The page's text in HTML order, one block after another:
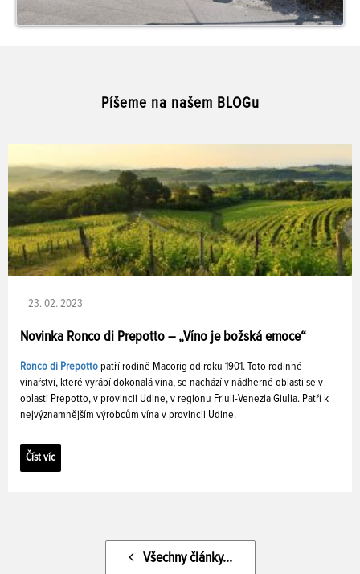
Píšeme na našem BLOGu
23. 02. 2023
Novinka Ronco di Prepotto – „Víno je božská emoce“
Ronco di Prepotto patří rodině Macorig od roku 1901. Toto rodinné
vinařství, které vyrábí dokonalá vína, se nachází v nádherné oblasti se v
oblasti Prepotto, v provincii Udine, v regionu Friuli-Venezia Giulia. Patří k
nejvýznamnějším výrobcům vína v provincii Udine.
Číst víc
Všechny články...